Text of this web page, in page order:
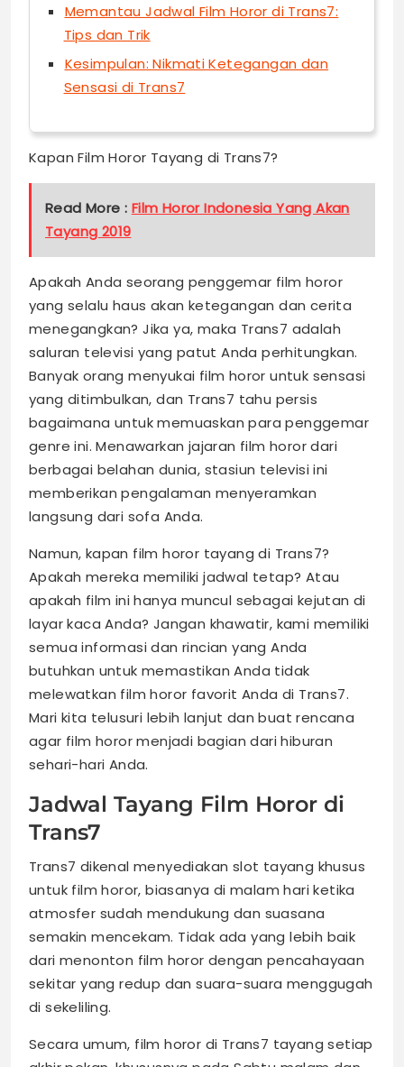
Memantau Jadwal Film Horor di Trans7:
Tips dan Trik
Kesimpulan: Nikmati Ketegangan dan
Sensasi di Trans7
Kapan Film Horor Tayang di Trans7?
Read More : Film Horor Indonesia Yang Akan
Tayang 2019
Apakah Anda seorang penggemar film horor
yang selalu haus akan ketegangan dan cerita
menegangkan? Jika ya, maka Trans7 adalah
saluran televisi yang patut Anda perhitungkan.
Banyak orang menyukai film horor untuk sensasi
yang ditimbulkan, dan Trans7 tahu persis
bagaimana untuk memuaskan para penggemar
genre ini. Menawarkan jajaran film horor dari
berbagai belahan dunia, stasiun televisi ini
memberikan pengalaman menyeramkan
langsung dari sofa Anda.
Namun, kapan film horor tayang di Trans7?
Apakah mereka memiliki jadwal tetap? Atau
apakah film ini hanya muncul sebagai kejutan di
layar kaca Anda? Jangan khawatir, kami memiliki
semua informasi dan rincian yang Anda
butuhkan untuk memastikan Anda tidak
melewatkan film horor favorit Anda di Trans7.
Mari kita telusuri lebih lanjut dan buat rencana
agar film horor menjadi bagian dari hiburan
sehari-hari Anda.
Jadwal Tayang Film Horor di
Trans7
Trans7 dikenal menyediakan slot tayang khusus
untuk film horor, biasanya di malam hari ketika
atmosfer sudah mendukung dan suasana
semakin mencekam. Tidak ada yang lebih baik
dari menonton film horor dengan pencahayaan
sekitar yang redup dan suara-suara menggugah
di sekeliling.
Secara umum, film horor di Trans7 tayang setiap